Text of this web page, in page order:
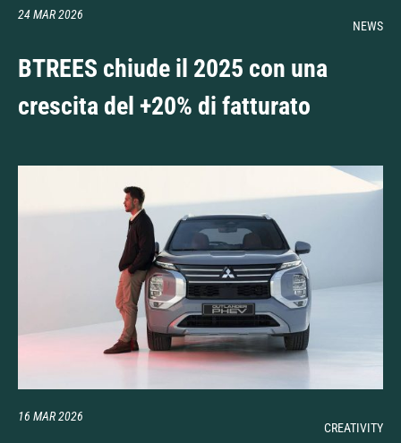
24 MAR 2026
NEWS
BTREES chiude il 2025 con una
crescita del +20% di fatturato
16 MAR 2026
CREATIVITY